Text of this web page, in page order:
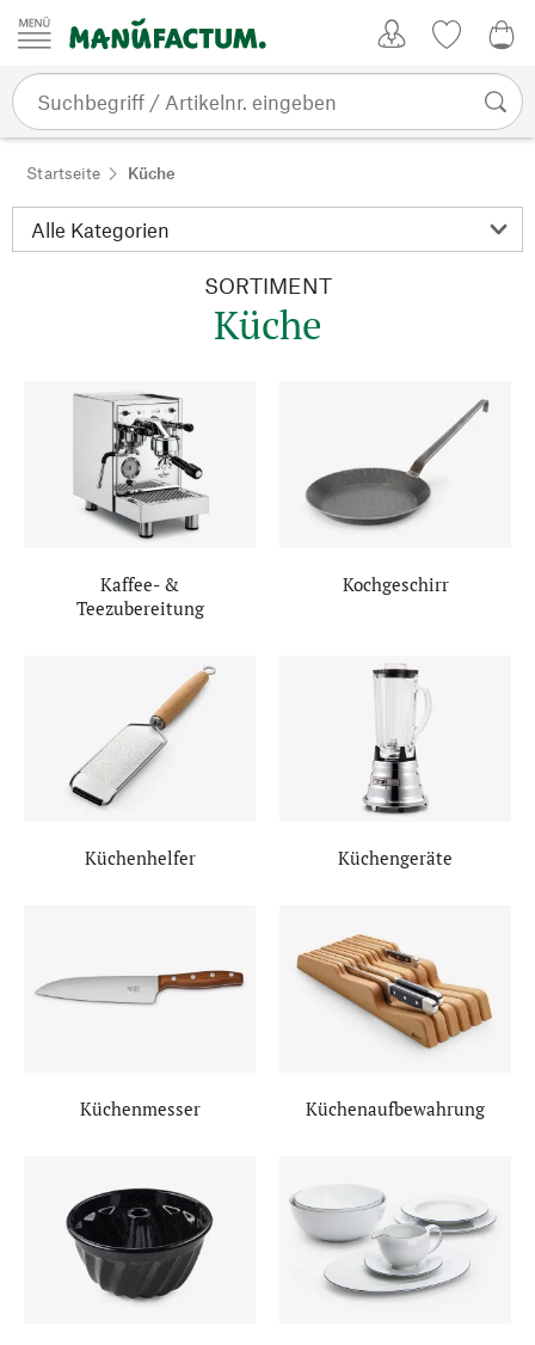
Zum Inhalt springen
Startseite Küche
SORTIMENT
Küche
Kaffee- &
Teezubereitung
Kochgeschirr
Küchenhelfer Küchengeräte
Küchenmesser Küchenaufbewahrung